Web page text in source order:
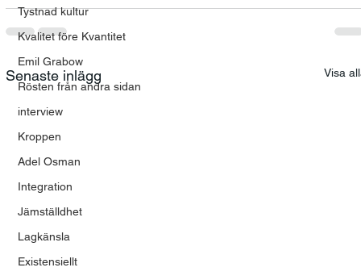
Tystnad kultur
Kvalitet före Kvantitet
Emil Grabow
Rösten från andra sidan
interview
Kroppen
Adel Osman
Integration
Jämställdhet
Lagkänsla
Existensiellt
Senaste inlägg Visa